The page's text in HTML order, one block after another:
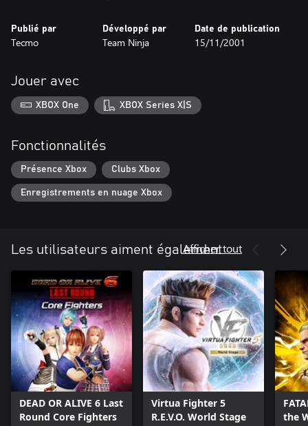
Publié par
Tecmo
Développé par
Team Ninja
Date de publication
15/11/2001
Jouer avec
XBOX One XBOX Series X|S
Fonctionnalités
Présence Xbox Clubs Xbox
Enregistrements en nuage Xbox
Les utilisateurs aiment également
Afficher tout
DEAD OR ALIVE 6 Last
Round Core Fighters
Virtua Fighter 5
R.E.V.O. World Stage
the